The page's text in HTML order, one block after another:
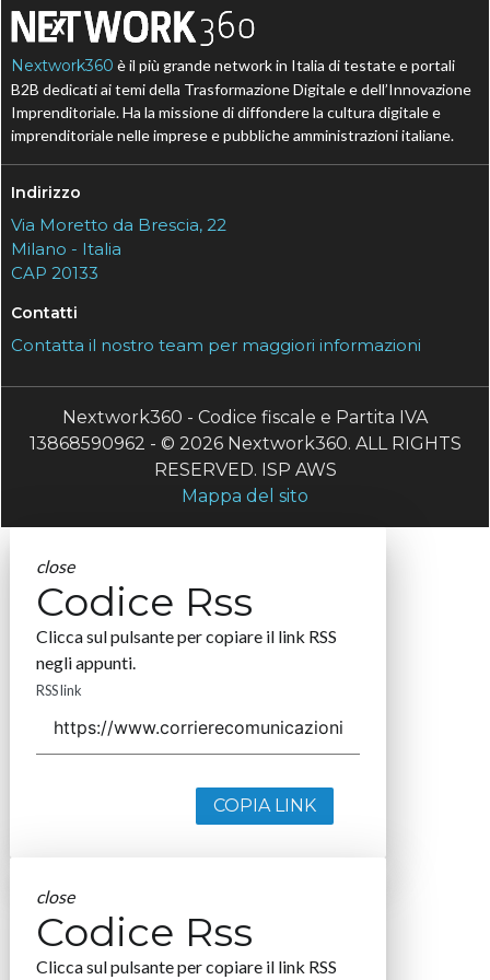
Nextwork360 è il più grande network in Italia di testate e portali
B2B dedicati ai temi della Trasformazione Digitale e dell’Innovazione
Imprenditoriale. Ha la missione di diffondere la cultura digitale e
imprenditoriale nelle imprese e pubbliche amministrazioni italiane.
Indirizzo
Via Moretto da Brescia, 22
Milano - Italia
CAP 20133
Contatti
Contatta il nostro team per maggiori informazioni
Nextwork360 - Codice fiscale e Partita IVA
13868590962 - © 2026 Nextwork360. ALL RIGHTS
RESERVED. ISP AWS
Mappa del sito
close
Codice Rss
Clicca sul pulsante per copiare il link RSS
negli appunti.
RSS link
COPIA LINK
close
Codice Rss
Clicca sul pulsante per copiare il link RSS